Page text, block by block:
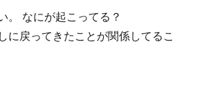
。 なにが起こってる？
に戻ってきたことが関係してるこ